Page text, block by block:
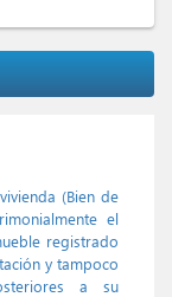
(Bien de
el
registrado
y tampoco
a su